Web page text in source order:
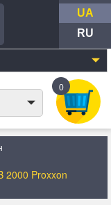
UA
RU
0
2000 Proxxon